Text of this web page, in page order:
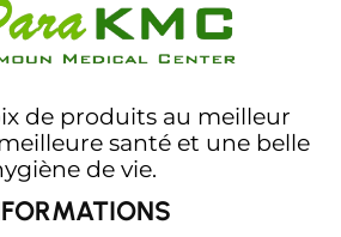
de produits au meilleur
santé et une belle
de vie.